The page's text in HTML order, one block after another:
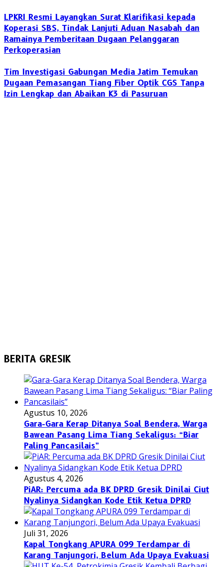
LPKRI Resmi Layangkan Surat Klarifikasi kepada
Koperasi SBS, Tindak Lanjuti Aduan Nasabah dan
Ramainya Pemberitaan Dugaan Pelanggaran
Perkoperasian
Tim Investigasi Gabungan Media Jatim Temukan
Dugaan Pemasangan Tiang Fiber Optik CGS Tanpa
Izin Lengkap dan Abaikan K3 di Pasuruan
BERITA GRESIK
Agustus 10, 2026
Gara-Gara Kerap Ditanya Soal Bendera, Warga
Bawean Pasang Lima Tiang Sekaligus: “Biar
Paling Pancasilais”
Agustus 4, 2026
PiAR: Percuma ada BK DPRD Gresik Dinilai Ciut
Nyalinya Sidangkan Kode Etik Ketua DPRD
Juli 31, 2026
Kapal Tongkang APURA 099 Terdampar di
Karang Tanjungori, Belum Ada Upaya Evakuasi